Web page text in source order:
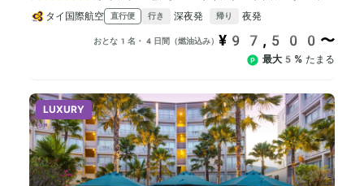
ル 21
タイ国際航空 直行便 行き 深夜発 帰り 夜発
おとな1名・4日間（燃油込み） ¥97,500〜
最大5% たまる
LUXURY